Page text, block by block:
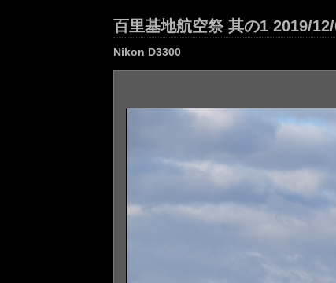
百里基地航空祭 其の1 2019/
Nikon D3300